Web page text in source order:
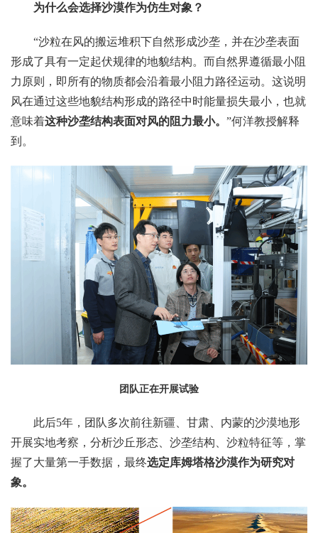
为什么会选择沙漠作为仿生对象？
“沙粒在风的搬运堆积下自然形成沙垄，并在沙垄表面
形成了具有一定起伏规律的地貌结构。而自然界遵循最小阻
力原则，即所有的物质都会沿着最小阻力路径运动。这说明
风在通过这些地貌结构形成的路径中时能量损失最小，也就
意味着这种沙垄结构表面对风的阻力最小。 ”何洋教授解释
到。
团队正在开展试验
此后5年，团队多次前往新疆、甘肃、内蒙的沙漠地形
开展实地考察，分析沙丘形态、沙垄结构、沙粒特征等，掌
握了大量第一手数据，最终选定库姆塔格沙漠作为研究对
象。